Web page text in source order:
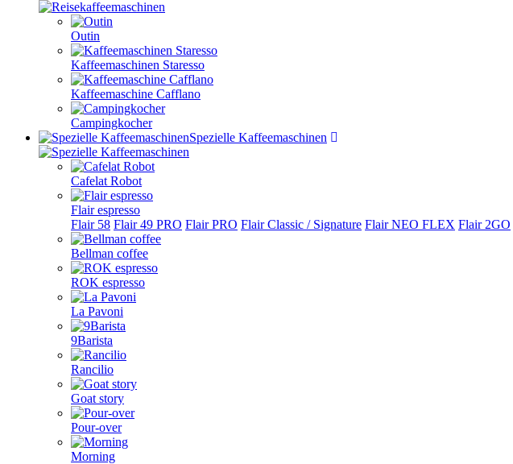
Outin
Kaffeemaschinen Staresso
Kaffeemaschine Cafflano
Campingkocher
Spezielle Kaffeemaschinen
Cafelat Robot
Flair espresso
Flair 58 Flair 49 PRO Flair PRO Flair Classic / Signature Flair NEO FLEX Flair 2GO
Bellman coffee
ROK espresso
La Pavoni
9Barista
Rancilio
Goat story
Pour-over
Morning